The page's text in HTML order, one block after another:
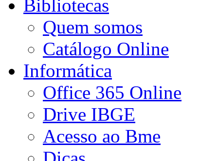
Bibliotecas
Quem somos
Catálogo Online
Informática
Office 365 Online
Drive IBGE
Acesso ao Bme